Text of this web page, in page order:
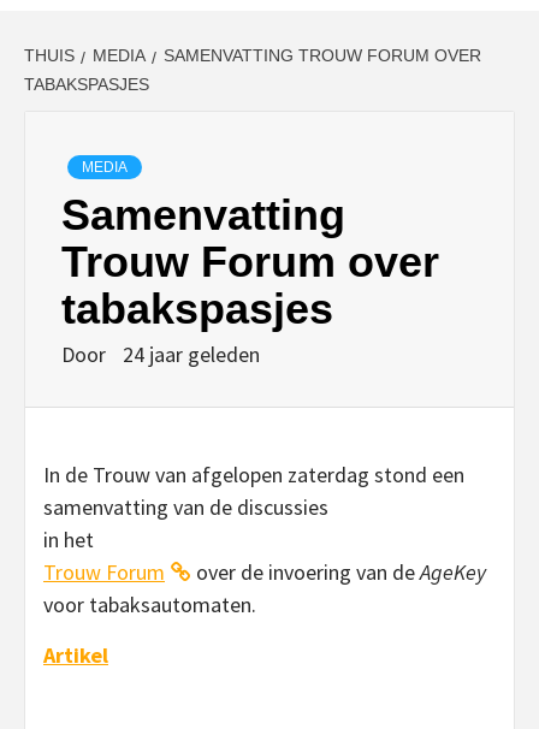
THUIS MEDIA
SAMENVATTING TROUW FORUM OVER
TABAKSPASJES
MEDIA
Samenvatting
Trouw Forum over
tabakspasjes
Door 24 jaar geleden
In de Trouw van afgelopen zaterdag stond een
samenvatting van de discussies
in het
Trouw Forum
over de invoering van deAgeKey
voor tabaksautomaten.
Artikel